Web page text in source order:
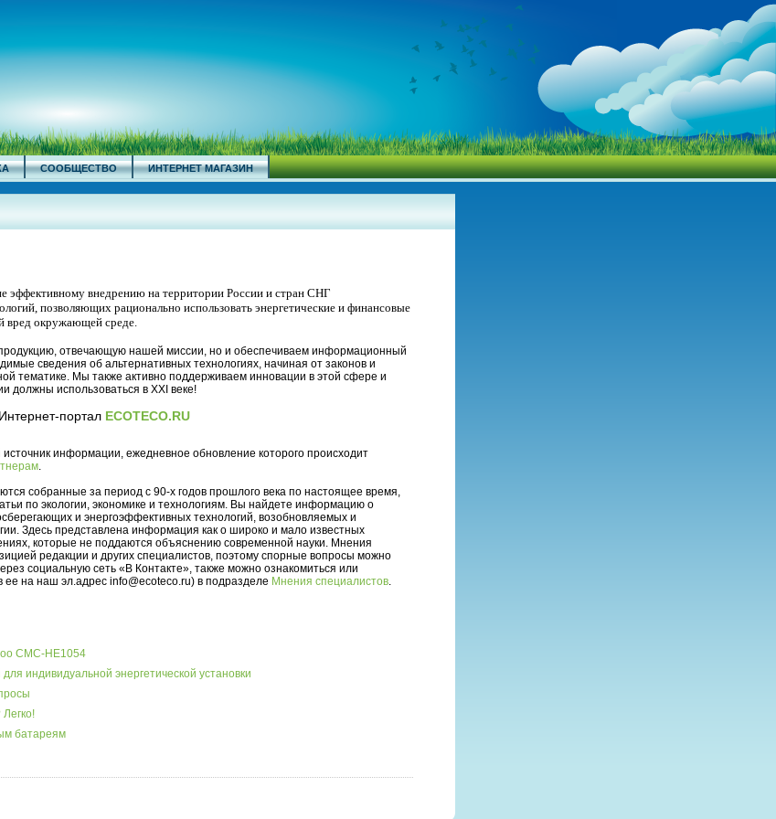
СООБЩЕСТВО ИНТЕРНЕТ МАГАЗИН
эффективному внедрению на территории России и стран СНГ
позволяющих рационально использовать энергетические и финансовые
вред окружающей среде.
отвечающую нашей миссии, но и обеспечиваем информационный
сведения об альтернативных технологиях, начиная от законов и
тематике. Мы также активно поддерживаем инновации в этой сфере и
должны использоваться в XXI веке!
портал ECOTECO.RU
источник информации, ежедневное обновление которого происходит
собранные за период с 90-х годов прошлого века по настоящее время,
по экологии, экономике и технологиям. Вы найдете информацию о
и энергоэффективных технологий, возобновляемых и
Здесь представлена информация как о широко и мало известных
которые не поддаются объяснению современной науки. Мнения
редакции и других специалистов, поэтому спорные вопросы можно
социальную сеть «В Контакте», также можно ознакомиться или
ее на наш эл.адрес info@ecoteco.ru) в подразделе Мнения специалистов
CMC-HE1054
индивидуальной энергетической установки
батареям